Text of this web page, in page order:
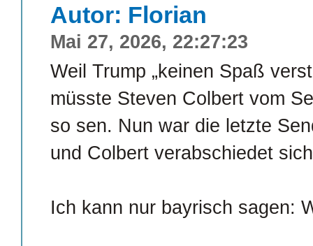
Autor: Florian
Mai 27, 2026, 22:27:23
Weil Trump „keinen Spaß
müsste Steven Colbert vom
so sen. Nun war die letzte
und Colbert verabschiedet
Ich kann nur bayrisch sagen: